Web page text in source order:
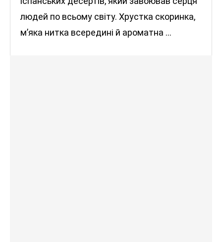
людей по всьому світу. Хрустка скоринка,
м’яка нитка всередині й ароматна …